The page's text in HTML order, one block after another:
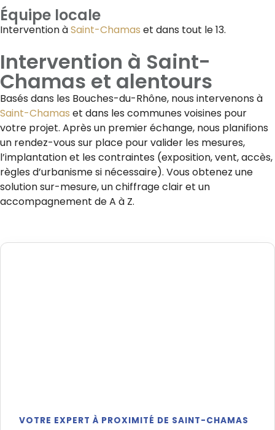
Équipe locale
Intervention àSaint-Chamas et dans tout le 13.
Intervention à Saint-
Chamas et alentours
Basés dans les Bouches-du-Rhône, nous intervenons à
Saint-Chamas et dans les communes voisines pour
votre projet. Après un premier échange, nous planifions
un rendez-vous sur place pour valider les mesures,
l’implantation et les contraintes (exposition, vent, accès,
règles d’urbanisme si nécessaire). Vous obtenez une
solution sur-mesure, un chiffrage clair et un
accompagnement de A à Z.
VOTRE EXPERT À PROXIMITÉ DE SAINT-CHAMAS